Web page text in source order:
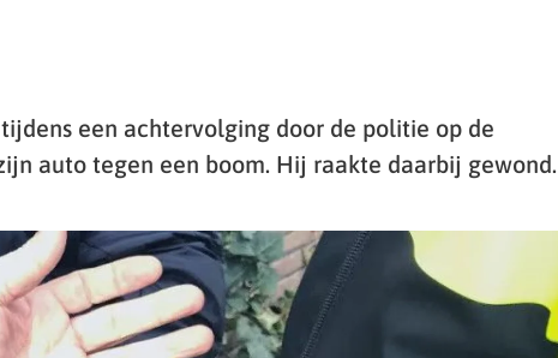
een achtervolging door de politie op de
auto tegen een boom. Hij raakte daarbij gewond.